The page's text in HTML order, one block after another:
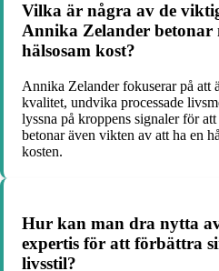
Vilka är några av de
Annika Zelander betonar
hälsosam kost?
Annika Zelander fokuserar på att
kvalitet, undvika processade
lyssna på kroppens signaler för
betonar även vikten av att ha en
kosten.
Hur kan man dra nytta
expertis för att förbättra
livsstil?